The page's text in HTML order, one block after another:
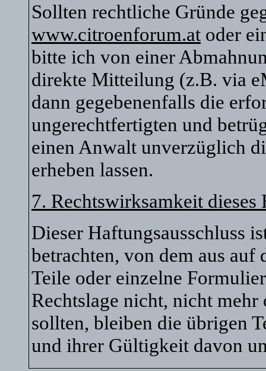
Sollten rechtliche Gründe
www.citroenforum.at oder
bitte ich von einer
direkte Mitteilung (z.B. via
dann gegebenenfalls die
ungerechtfertigten und
einen Anwalt unverzüglich
erheben lassen.
7. Rechtswirksamkeit dieses
Dieser Haftungsausschluss
betrachten, von dem aus auf
Teile oder einzelne
Rechtslage nicht, nicht
sollten, bleiben die übrigen
und ihrer Gültigkeit davon